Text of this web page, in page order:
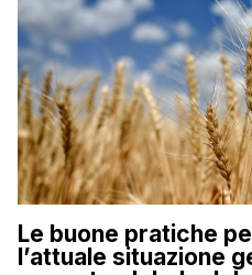
Le buone pratiche
l’attuale situazione